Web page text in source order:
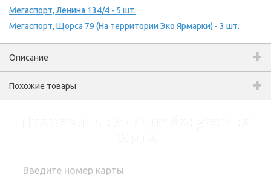
Мегаспорт, Ленина 134/4 - 5 шт.
Мегаспорт, Щорса 79 (На территории Эко Ярмарки) - 3 шт.
Описание
Похожие товары